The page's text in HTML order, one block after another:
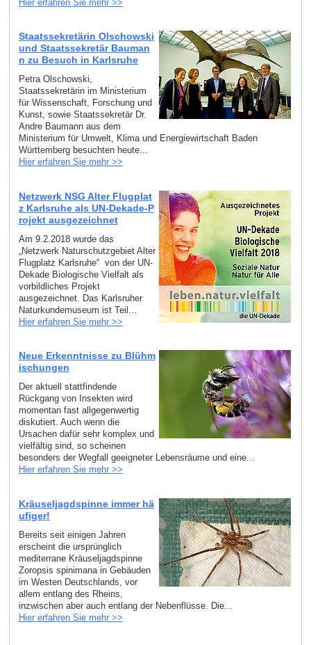
Hier erfahren Sie mehr >>
Staatssekretärin Olschowski
und Staatssekretär Bauman
n zu Besuch in Karlsruhe
Petra Olschowski,
Staatssekretärin im Ministerium
für Wissenschaft, Forschung und
Kunst, sowie Staatssekretär Dr.
Andre Baumann aus dem
Ministerium für Umwelt, Klima und Energiewirtschaft Baden
Württemberg besuchten heute...
Hier erfahren Sie mehr >>
Netzwerk NSG Alter Flugplat
z Karlsruhe als UN-Dekade-P
rojekt ausgezeichnet
Am 9.2.2018 wurde das
„Netzwerk Naturschutzgebiet Alter
Flugplatz Karlsruhe“ von der UN-
Dekade Biologische Vielfalt als
vorbildliches Projekt
ausgezeichnet. Das Karlsruher
Naturkundemuseum ist Teil...
Hier erfahren Sie mehr >>
Neue Erkenntnisse zu Blühm
ischungen
Der aktuell stattfindende
Rückgang von Insekten wird
momentan fast allgegenwertig
diskutiert. Auch wenn die
Ursachen dafür sehr komplex und
vielfältig sind, so scheinen
besonders der Wegfall geeigneter Lebensräume und eine...
Hier erfahren Sie mehr >>
Kräuseljagdspinne immer hä
ufiger!
Bereits seit einigen Jahren
erscheint die ursprünglich
mediterrane Kräuseljagdspinne
Zoropsis spinimana in Gebäuden
im Westen Deutschlands, vor
allem entlang des Rheins,
inzwischen aber auch entlang der Nebenflüsse. Die...
Hier erfahren Sie mehr >>